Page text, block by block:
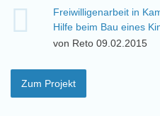
Freiwilligenarbeit in
Hilfe beim Bau eines
von Reto 09.02.2015
Zum Projekt